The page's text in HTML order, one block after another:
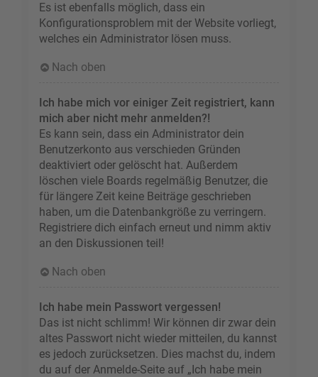
Es ist ebenfalls möglich, dass ein
Konfigurationsproblem mit der Website vorliegt,
welches ein Administrator lösen muss.
Nach oben
Ich habe mich vor einiger Zeit registriert, kann
mich aber nicht mehr anmelden?!
Es kann sein, dass ein Administrator dein
Benutzerkonto aus verschieden Gründen
deaktiviert oder gelöscht hat. Außerdem
löschen viele Boards regelmäßig Benutzer, die
für längere Zeit keine Beiträge geschrieben
haben, um die Datenbankgröße zu verringern.
Registriere dich einfach erneut und nimm aktiv
an den Diskussionen teil!
Nach oben
Ich habe mein Passwort vergessen!
Das ist nicht schlimm! Wir können dir zwar dein
altes Passwort nicht wieder mitteilen, du kannst
es jedoch zurücksetzen. Dies machst du, indem
du auf der Anmelde-Seite auf „Ich habe mein